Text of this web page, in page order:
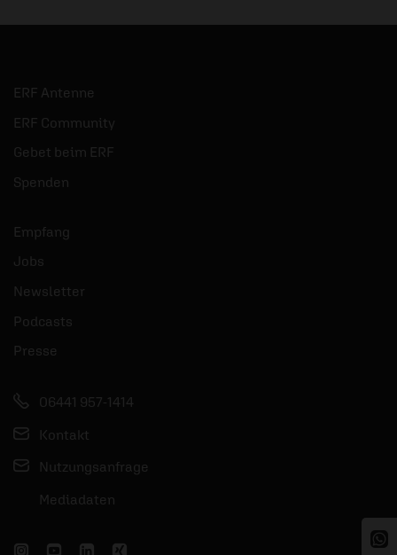
ERF Antenne
ERF Community
Gebet beim ERF
Spenden
Empfang
Jobs
Newsletter
Podcasts
Presse
06441 957-1414
Kontakt
Nutzungsanfrage
Mediadaten